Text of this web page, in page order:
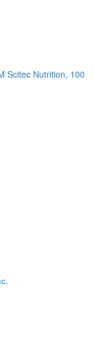
Scitec Nutrition, 100